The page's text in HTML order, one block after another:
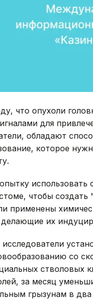
что опухоли
для
обладают
которое
использовать
чтобы
применены
их
со
стволовых
за месяц
грызунам в два